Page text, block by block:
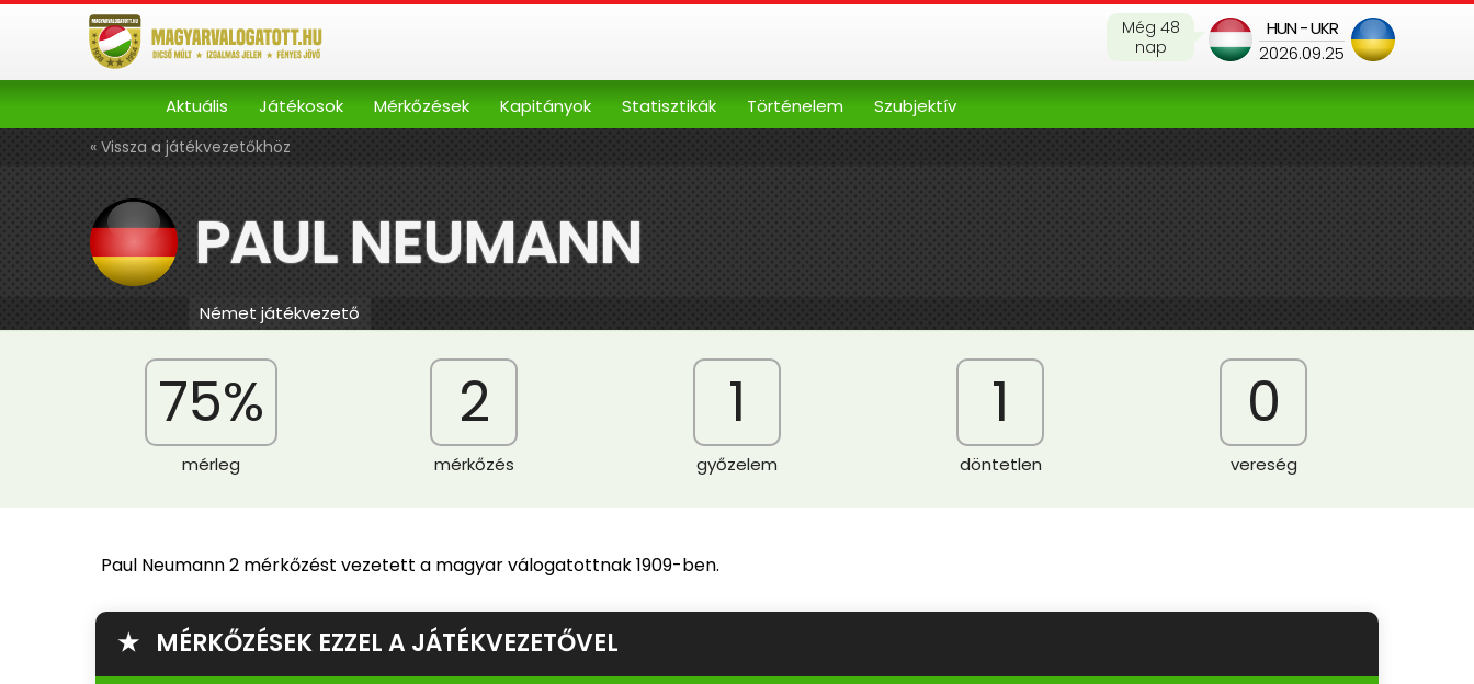
HUN - UKR
2026.09.25
Még 48
nap
Aktuális Játékosok Mérkőzések Kapitányok Statisztikák Történelem Szubjektív
« Vissza a játékvezetőkhöz
PAUL NEUMANN
Német játékvezető
75%
mérleg
2
mérkőzés
1
győzelem
1
döntetlen
0
vereség
Paul Neumann 2 mérkőzést vezetett a magyar válogatottnak 1909-ben.
★ MÉRKŐZÉSEK EZZEL A JÁTÉKVEZETŐVEL